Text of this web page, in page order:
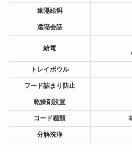
遠隔給餌
遠隔会話
給電
トレイボウル
フード詰まり防止
乾燥剤設置
コード種類
分解洗浄